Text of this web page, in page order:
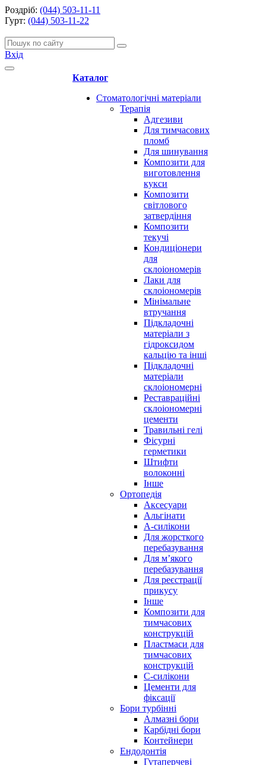
Роздріб: (044) 503-11-11
Гурт: (044) 503-11-22
Вхід
Каталог
Стоматологічні матеріали
Терапія
Адгезиви
Для тимчасових
пломб
Для шинування
Композити для
виготовлення
кукси
Композити
світлового
затвердіння
Композити
текучі
Кондиціонери
для
склоіономерів
Лаки для
склоіономерів
Мінімальне
втручання
Підкладочні
матеріали з
гідроксидом
кальцію та інші
Підкладочні
матеріали
склоіономерні
Реставраційні
склоіономерні
цементи
Травильні гелі
Фісурні
герметики
Штифти
волоконні
Інше
Ортопедія
Аксесуари
Альгінати
А-силікони
Для жорсткого
перебазування
Для м’якого
перебазування
Для реєстрації
прикусу
Інше
Композити для
тимчасових
конструкцій
Пластмаси для
тимчасових
конструкцій
С-силікони
Цементи для
фіксації
Бори турбінні
Алмазні бори
Карбідні бори
Контейнери
Ендодонтія
Гутаперчеві